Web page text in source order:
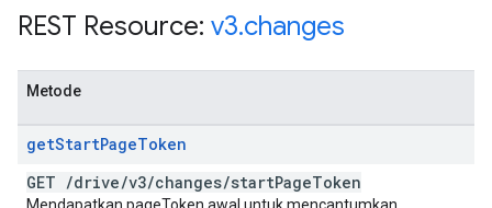
REST Resource: v3.changes
Metode
getStartPageToken
GET /drive/v3/changes/startPageToken